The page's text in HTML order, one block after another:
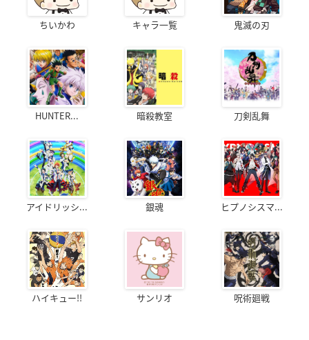
ちいかわ キャラ一覧 鬼滅の刃
HUNTER... 暗殺教室 刀剣乱舞
アイドリッシ... 銀魂 ヒプノシスマ...
ハイキュー!! サンリオ 呪術廻戦